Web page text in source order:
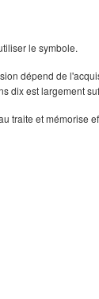
le symbole.
dépend de
dix est largement
traite et mémorise